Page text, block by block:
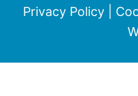
Privacy Policy|